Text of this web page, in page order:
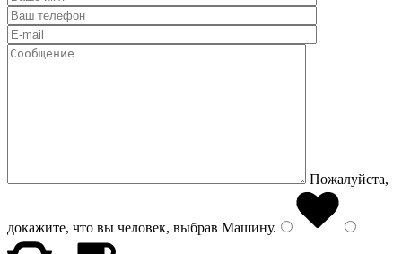
Пожалуйста,
докажите, что вы человек, выбрав Машину.